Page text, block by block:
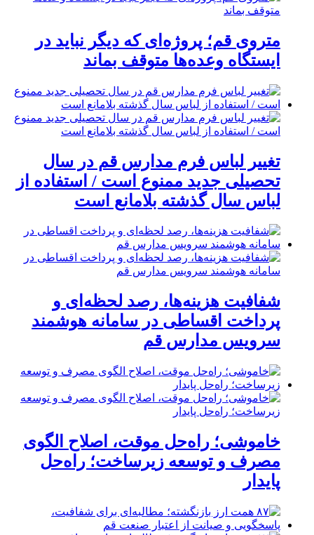
متروی قم؛ پروژه‌ای که دیگر نباید در
ایستگاه وعده‌ها متوقف بماند
تغییر لباس فرم مدارس قم در سال
تحصیلی جدید ممنوع است / استفاده از
لباس سال گذشته بلامانع است
شفافیت هزینه‌ها، رصد لحظه‌ای و
پرداخت اقساطی در سامانه هوشمند
سرویس مدارس قم
خاموشی؛ راه‌حل موقت، اصلاح الگوی
مصرف و توسعه زیرساخت؛ راه‌حل
پایدار